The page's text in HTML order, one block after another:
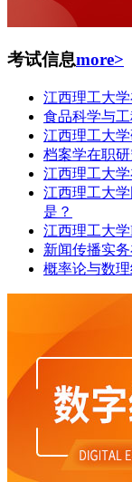
考试信息more>
江西理工大
食品科学与
江西理工大
档案学在职
江西理工大
江西理工大
是？
江西理工大
新闻传播实
概率论与数